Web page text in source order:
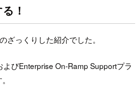
！
ざっくりした紹介でした。
よびEnterprise On-Ramp Supportプラ